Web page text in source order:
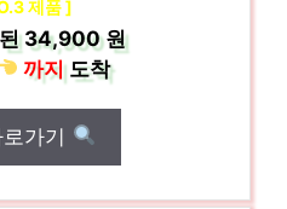
제품 ]
34,900 원
까지도착
가기